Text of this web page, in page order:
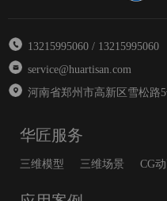
13215995060 / 13215995060
service@huartisan.com
河南省郑州市高新区雪松路
华匠服务
三维模型 三维场景 CG